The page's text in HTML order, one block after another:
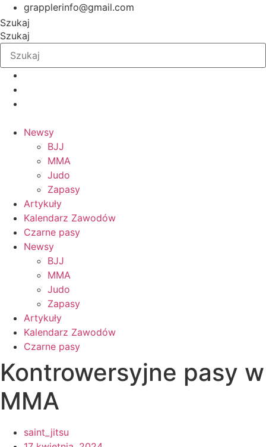
Przejdź
do
treści
grapplerinfo@gmail.com
Szukaj
Szukaj
Newsy
BJJ
MMA
Judo
Zapasy
Artykuły
Kalendarz Zawodów
Czarne pasy
Newsy
BJJ
MMA
Judo
Zapasy
Artykuły
Kalendarz Zawodów
Czarne pasy
Kontrowersyjne pasy w
MMA
saint_jitsu